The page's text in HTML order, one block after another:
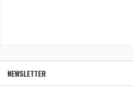
NEWSLETTER